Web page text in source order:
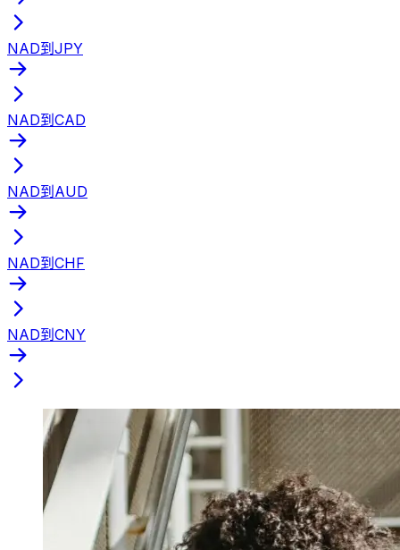
NAD到JPY
NAD到CAD
NAD到AUD
NAD到CHF
NAD到CNY